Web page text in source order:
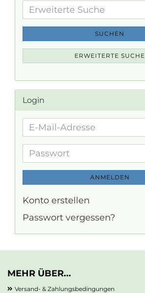
Erweiterte
Suche
SUCHEN
ERWEITERTE SUCHE
Login
E-
Adresse
Passwort
ANMELDEN
Konto erstellen
Passwort vergessen?
MEHR ÜBER...
Versand- & Zahlungsbedingungen